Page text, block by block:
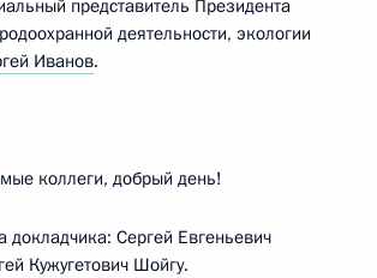
представитель Президента
деятельности, экологии
Иванов.
коллеги, добрый день!
докладчика: Сергей Евгеньевич
Кужугетович Шойгу.